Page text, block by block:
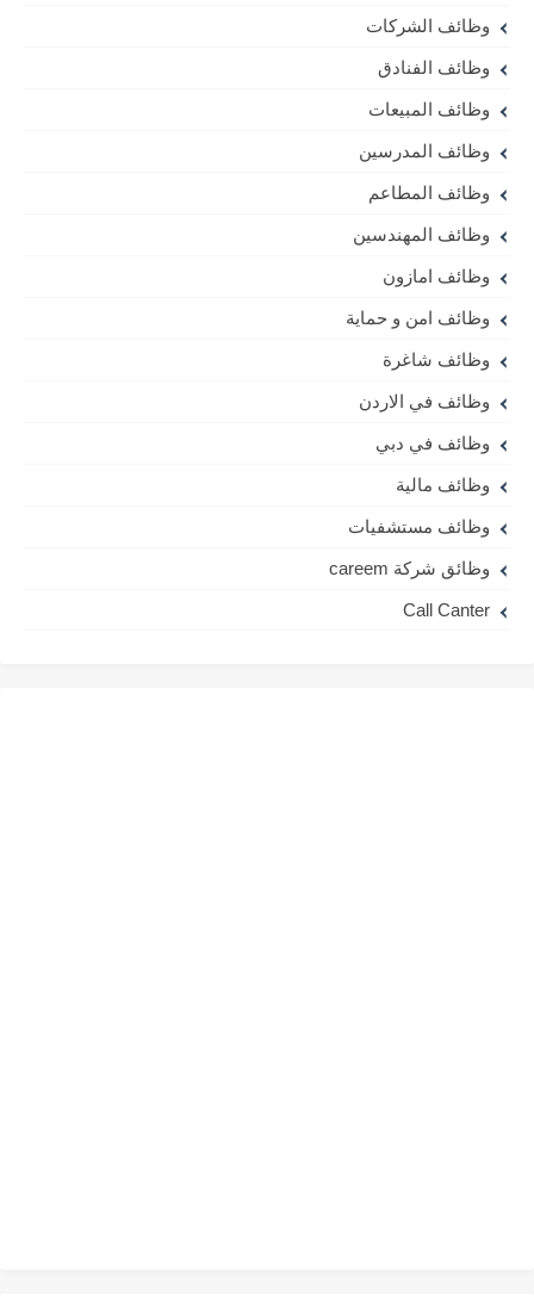
وظائف الشركات
وظائف الفنادق
وظائف المبيعات
وظائف المدرسين
وظائف المطاعم
وظائف المهندسين
وظائف امازون
وظائف امن و حماية
وظائف شاغرة
وظائف في الاردن
وظائف في دبي
وظائف مالية
وظائف مستشفيات
وظائق شركة careem
Call Canter